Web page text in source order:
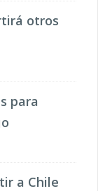
otros
para
a Chile